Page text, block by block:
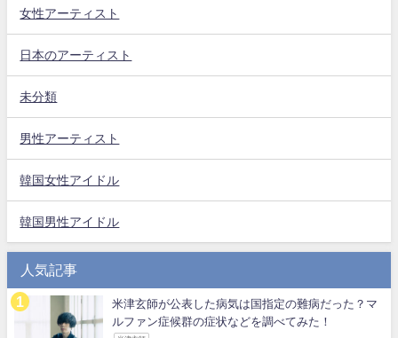
女性アーティスト
日本のアーティスト
未分類
男性アーティスト
韓国女性アイドル
韓国男性アイドル
人気記事
米津玄師が公表した病気は国指定の難病だった？マ
ルファン症候群の症状などを調べてみた！